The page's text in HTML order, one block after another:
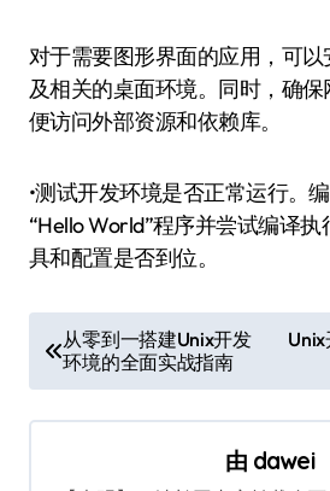
对于需要图形界面的应用，可
及相关的桌面环境。同时，确
便访问外部资源和依赖库。
•测试开发环境是否正常运行。
“Hello World”程序并尝试编译
具和配置是否到位。
章
导
从零到一搭建Unix开发
环境的全面实战指南
由 dawei